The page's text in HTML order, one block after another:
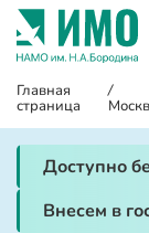
Главная
страница
/
Доступно
Внесем в